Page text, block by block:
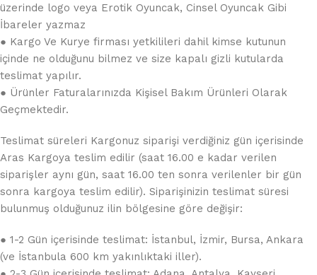
üzerinde logo veya Erotik Oyuncak, Cinsel Oyuncak Gibi
İbareler yazmaz
● Kargo Ve Kurye firması yetkilileri dahil kimse kutunun
içinde ne olduğunu bilmez ve size kapalı gizli kutularda
teslimat yapılır.
● Ürünler Faturalarınızda Kişisel Bakım Ürünleri Olarak
Geçmektedir.
Teslimat süreleri Kargonuz siparişi verdiğiniz gün içerisinde
Aras Kargoya teslim edilir (saat 16.00 e kadar verilen
siparişler aynı gün, saat 16.00 ten sonra verilenler bir gün
sonra kargoya teslim edilir). Siparişinizin teslimat süresi
bulunmuş olduğunuz ilin bölgesine göre değişir:
● 1-2 Gün içerisinde teslimat: İstanbul, İzmir, Bursa, Ankara
(ve İstanbula 600 km yakınlıktaki iller).